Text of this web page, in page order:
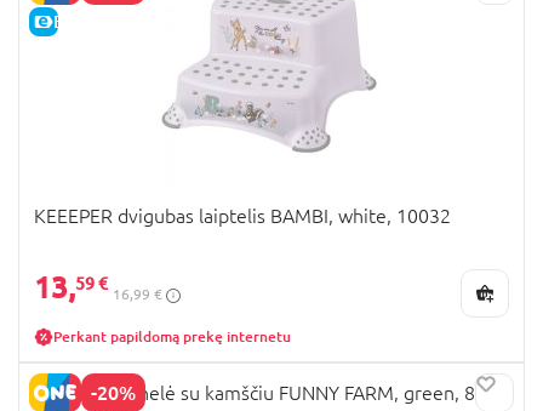
E-KAINA
KEEEPER dvigubas laiptelis BAMBI, white, 10032
13,59 €
16,99 €
Perkant papildomą prekę internetu
-20%
KEEEPER vonelė su kamščiu FUNNY FARM, green, 84